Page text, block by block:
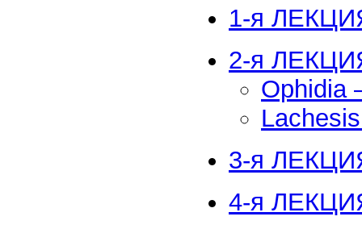
1-я
2-я
Ophidia
3-я
4-я